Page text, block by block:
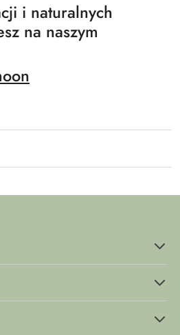
i naturalnych
na naszym